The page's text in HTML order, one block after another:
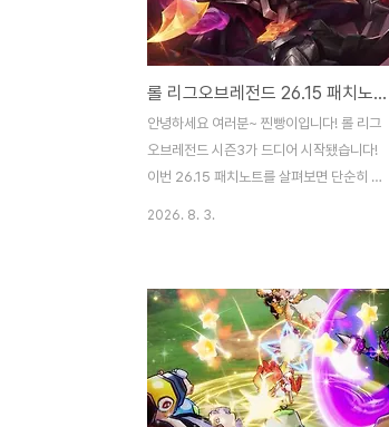
는 반반피자 또는 고구마 피자가 포함되며,
사이즈는 R과 L 두 가지로 나뉘어요.가격은
R세트가 25,900원, L세트가 29,900원으
로 부담 없이 즐길 수 있는 수준입니다. 특히
콜라보 메뉴를 주문하면 특별한 한정 굿즈까
지 같이 받을 수 있어 더욱 매력적이에요. 엘
렌과 마나토..
롤 리그오브레전드 26.15 패치노트 시즌3 벨베스 리워크 랭크 변경 총정리
안녕하세요 여러분~ 찐빵이입니다! 롤 리그
오브레전드 시즌3가 드디어 시작됐습니다!
이번 26.15 패치노트를 살펴보면 단순히 챔
업데이트라는 느낌이 들었습니다. 가장 먼저
눈에 들어온 건 역시 벨베스 리워크였습니다.
게임블로거 입장에서 가장 흥미롭게 본 부분
도 바로 여기였는데요. 예전에는 초반 힘으로
빠르게 굴리는 챔피언이라는 이미지가 강했
2026. 8. 3.